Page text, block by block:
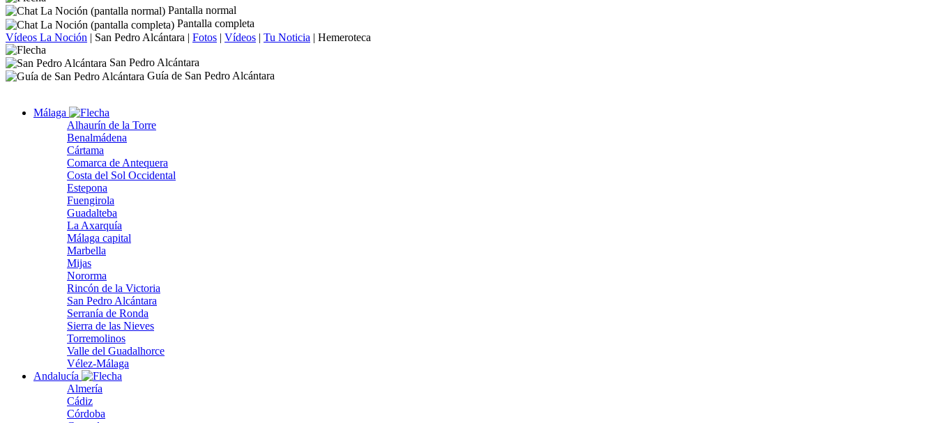
Pantalla normal
Pantalla completa
Vídeos La Noción | San Pedro Alcántara | Fotos | Vídeos | Tu Noticia | Hemeroteca
San Pedro Alcántara
Guía de San Pedro Alcántara
Málaga
Alhaurín de la Torre
Benalmádena
Cártama
Comarca de Antequera
Costa del Sol Occidental
Estepona
Fuengirola
Guadalteba
La Axarquía
Málaga capital
Marbella
Mijas
Nororma
Rincón de la Victoria
San Pedro Alcántara
Serranía de Ronda
Sierra de las Nieves
Torremolinos
Valle del Guadalhorce
Vélez-Málaga
Andalucía
Almería
Cádiz
Córdoba